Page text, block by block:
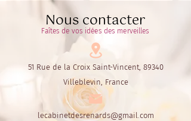
Nous contacter
Faîtes de vos idées des merveilles
51 Rue de la Croix Saint-Vincent, 89340
Villeblevin, France
lecabinetdesrenards@gmail.com